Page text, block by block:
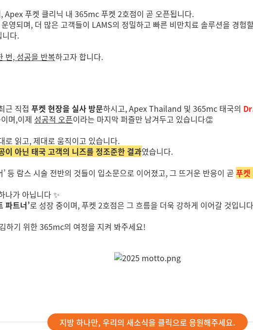
Apex 푸켓 클리닉 내 365mc 푸켓 2호점이 곧 오픈됩니다.
영되며, 더 많은 고객들이 LAMS의 정밀하고 빠른 비만치료 솔루션을 경험
니다.
번, 성공을 반복하고자 합니다.
근 직접 푸켓 현장을 실사 방문하시고, Apex Thailand 및 365mc 태국의
며,이제 성공적 오픈이라는 마지막 퍼즐만 남겨두고 있습니다👏
로 읽고, 제대로 움직이고 있습니다.
이 아닌 태국 고객의 니즈를 정조준한 결과였습니다.
’ 등 람스 시술 전반의 것들이 입소문으로 이어졌고, 그 뜨거운 반응이 곧 푸켓
나가 아닙니다 ✨
파트너’로 성장 중이며, 푸켓 2호점은 그 흐름을 더욱 강하게 이어갈 것입니
하기 위한 365mc의 여정을 지켜 봐주세요!
지방 하나만, 우리의 새소식을 클릭으로 응원해주세요.